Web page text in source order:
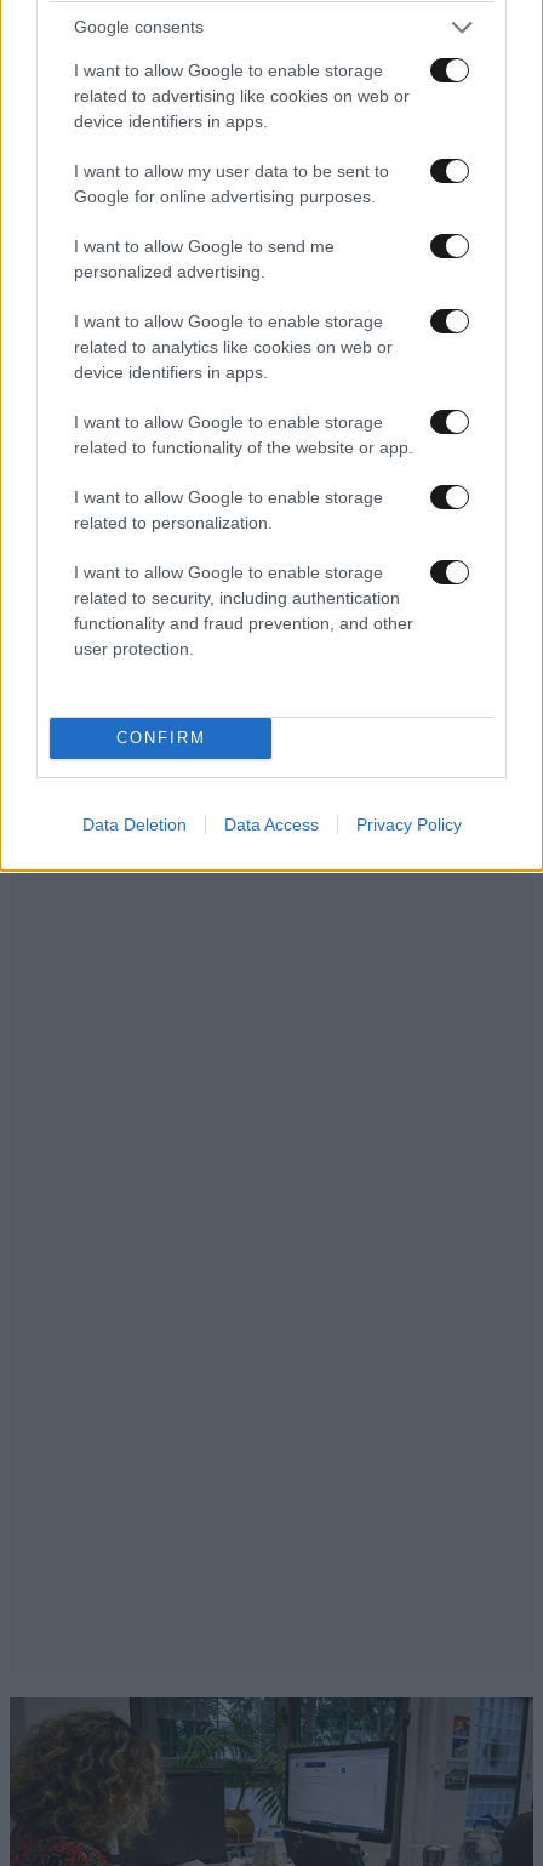
Google consents
I want to allow Google to enable storage
related to advertising like cookies on web or
device identifiers in apps.
I want to allow my user data to be sent to
Google for online advertising purposes.
I want to allow Google to send me
personalized advertising.
I want to allow Google to enable storage
related to analytics like cookies on web or
device identifiers in apps.
I want to allow Google to enable storage
related to functionality of the website or app.
I want to allow Google to enable storage
related to personalization.
I want to allow Google to enable storage
related to security, including authentication
functionality and fraud prevention, and other
user protection.
CONFIRM
Data Deletion Data Access Privacy Policy
Xαρακτήρες: 0/1000
Διαβάστε και ακολουθήστε τους κανόνες σχολιασμού
ΠΡΟΣΘΗΚΗ
Εριέττα Κούρκουλου – Τα 33α γενέθλια και τα
φιλιά με τον Βύρωνα Βασιλειάδη: «Καμία στιγμή
ευτυχίας δεδομένη»